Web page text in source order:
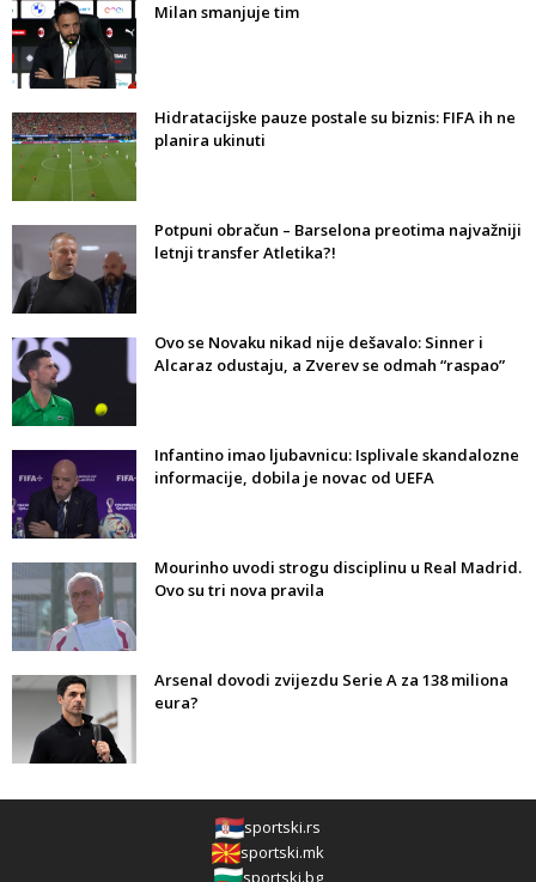
Milan smanjuje tim
Hidratacijske pauze postale su biznis: FIFA ih ne
planira ukinuti
Potpuni obračun – Barselona preotima najvažniji
letnji transfer Atletika?!
Ovo se Novaku nikad nije dešavalo: Sinner i
Alcaraz odustaju, a Zverev se odmah “raspao”
Infantino imao ljubavnicu: Isplivale skandalozne
informacije, dobila je novac od UEFA
Mourinho uvodi strogu disciplinu u Real Madrid.
Ovo su tri nova pravila
Arsenal dovodi zvijezdu Serie A za 138 miliona
eura?
sportski.rs
sportski.mk
sportski.bg